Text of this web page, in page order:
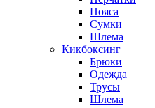
Пояса
Сумки
Шлема
Кикбоксинг
Брюки
Одежда
Трусы
Шлема